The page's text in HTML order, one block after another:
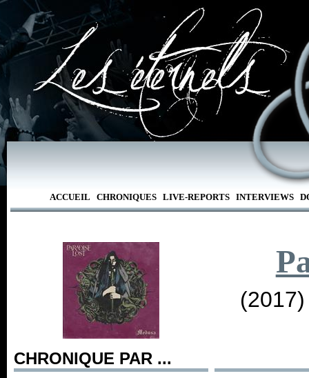
ACCUEIL CHRONIQUES LIVE-REPORTS INTERVIEWS
CHRONIQUE PAR ...